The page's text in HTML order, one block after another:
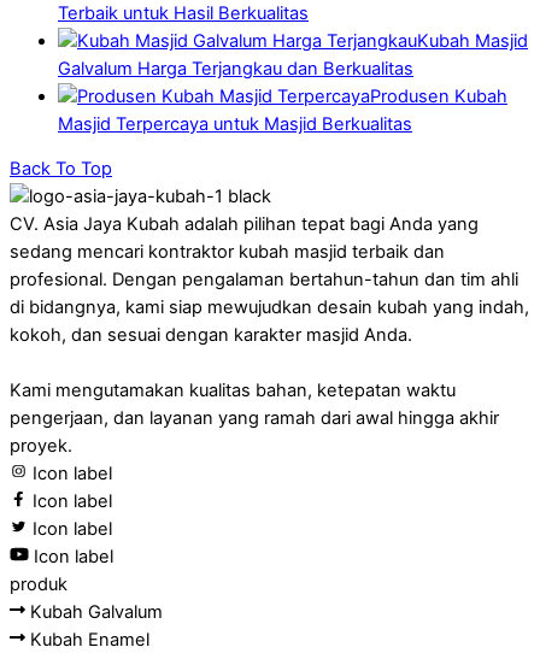
Terbaik untuk Hasil Berkualitas
Kubah Masjid
Galvalum Harga Terjangkau dan Berkualitas
Produsen Kubah
Masjid Terpercaya untuk Masjid Berkualitas
Back To Top
CV. Asia Jaya Kubah adalah pilihan tepat bagi Anda yang
sedang mencari kontraktor kubah masjid terbaik dan
profesional. Dengan pengalaman bertahun-tahun dan tim ahli
di bidangnya, kami siap mewujudkan desain kubah yang indah,
kokoh, dan sesuai dengan karakter masjid Anda.
Kami mengutamakan kualitas bahan, ketepatan waktu
pengerjaan, dan layanan yang ramah dari awal hingga akhir
proyek.
Icon label
Icon label
Icon label
Icon label
produk
Kubah Galvalum
Kubah Enamel